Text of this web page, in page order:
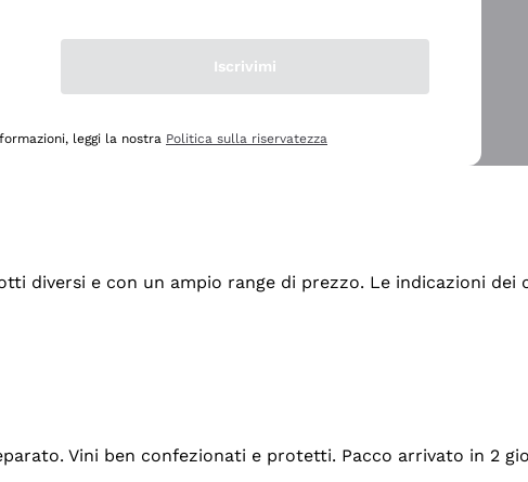
diversi e con un ampio range di prezzo. Le indicazioni dei
Vini ben confezionati e protetti. Pacco arrivato in 2
Iscrivimi
leggi la nostra Politica sulla riservatezza